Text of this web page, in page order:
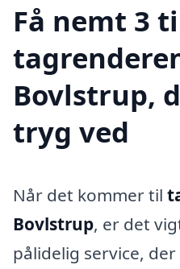
Få nemt 3
Bovlstrup,
tryg ved
Når det kommer til
Bovlstrup, er det
pålidelig service,